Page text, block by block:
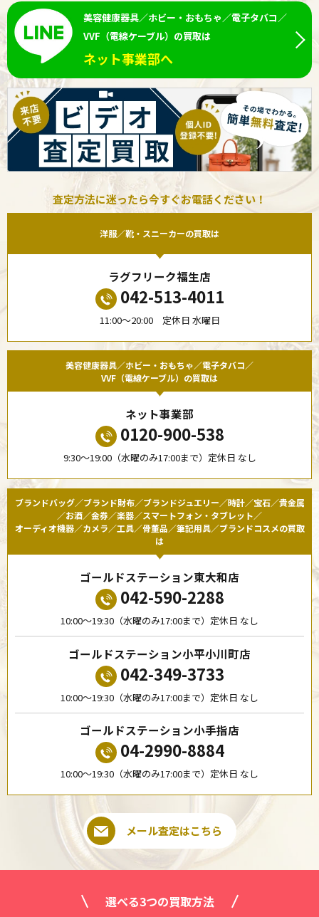
美容健康器具／ホビー・おもちゃ／電子タバコ／
VVF（電線ケーブル）の買取は
ネット事業部へ
査定方法に迷ったら今すぐお電話ください！
洋服／靴・スニーカーの買取は
ラグフリーク福生店
042-513-4011
11:00〜20:00 定休日 水曜日
美容健康器具／ホビー・おもちゃ／電子タバコ／
VVF（電線ケーブル）の買取は
ネット事業部
0120-900-538
9:30〜19:00（水曜のみ17:00まで）定休日 なし
ブランドバッグ／ブランド財布／ブランドジュエリー／時計／宝石／貴金属
／お酒／金券／楽器／スマートフォン・タブレット／
オーディオ機器／カメラ／工具／骨董品／筆記用具／ブランドコスメの買取
は
ゴールドステーション東大和店
042-590-2288
10:00〜19:30（水曜のみ17:00まで）定休日 なし
ゴールドステーション小平小川町店
042-349-3733
10:00〜19:30（水曜のみ17:00まで）定休日 なし
ゴールドステーション小手指店
04-2990-8884
10:00〜19:30（水曜のみ17:00まで）定休日 なし
メール査定はこちら
選べる3つの買取方法